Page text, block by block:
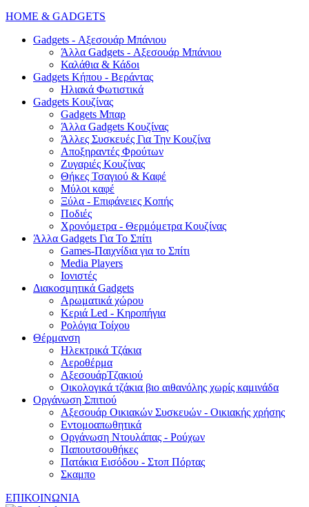
HOME & GADGETS
Gadgets - Αξεσουάρ Μπάνιου
Άλλα Gadgets - Αξεσουάρ Μπάνιου
Καλάθια & Κάδοι
Gadgets Κήπου - Βεράντας
Ηλιακά Φωτιστικά
Gadgets Κουζίνας
Gadgets Μπαρ
Άλλα Gadgets Κουζίνας
Άλλες Συσκευές Για Την Κουζίνα
Αποξηραντές Φρούτων
Ζυγαριές Κουζίνας
Θήκες Τσαγιού & Καφέ
Μύλοι καφέ
Ξύλα - Επιφάνειες Κοπής
Ποδιές
Χρονόμετρα - Θερμόμετρα Κουζίνας
Άλλα Gadgets Για Το Σπίτι
Games-Παιχνίδια για το Σπίτι
Media Players
Ιονιστές
Διακοσμητικά Gadgets
Aρωματικά χώρου
Κεριά Led - Κηροπήγια
Ρολόγια Τοίχου
Θέρμανση
Hλεκτρικά Τζάκια
Αεροθέρμα
ΑξεσουάρΤζακιού
Οικολογικά τζάκια βιο αιθανόλης χωρίς καμινάδα
Οργάνωση Σπιτιού
Αξεσουάρ Οικιακών Συσκευών - Οικιακής χρήσης
Εντομοαπωθητικά
Οργάνωση Ντουλάπας - Ρούχων
Παπουτσουθήκες
Πατάκια Εισόδου - Στοπ Πόρτας
Σκαμπο
ΕΠΙΚΟΙΝΩΝΙΑ